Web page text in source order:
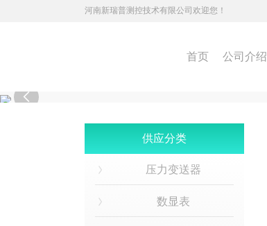
河南新瑞普测控技术有限公司欢迎您！
首页 公司介绍

供应分类
压力变送器
数显表